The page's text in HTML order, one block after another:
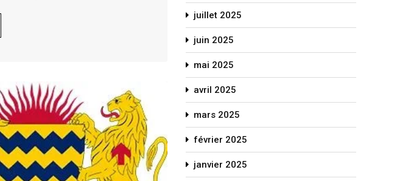
juillet 2025
juin 2025
mai 2025
avril 2025
mars 2025
février 2025
janvier 2025